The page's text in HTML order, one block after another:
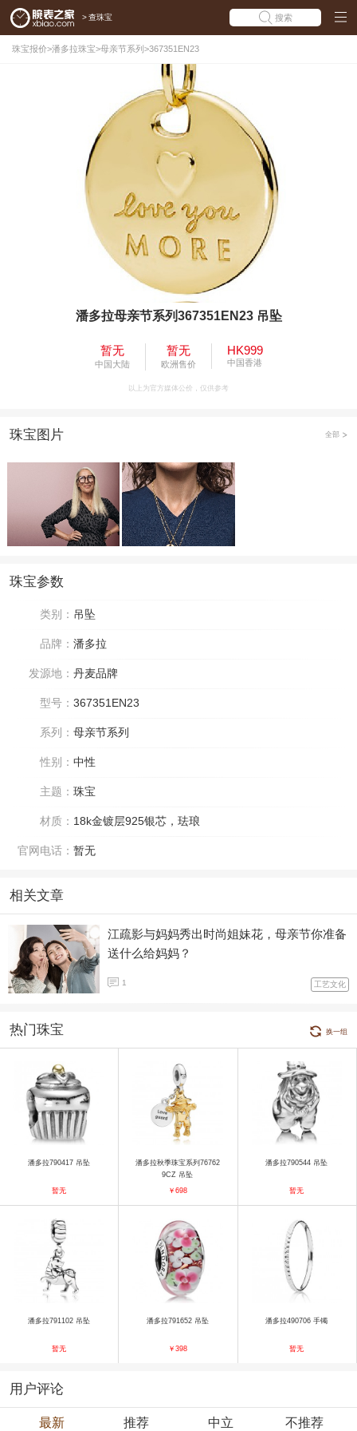
> 查珠宝 搜索
珠宝报价>潘多拉珠宝>母亲节系列 >367351EN23
潘多拉母亲节系列367351EN23 吊坠
暂无
中国大陆
暂无
欧洲售价
HK999
中国香港
以上为官方媒体公价，仅供参考
珠宝图片 全部
珠宝参数
类别： 吊坠
品牌： 潘多拉
发源地： 丹麦品牌
型号： 367351EN23
系列： 母亲节系列
性别： 中性
主题： 珠宝
材质： 18k金镀层925银芯，珐琅
官网电话： 暂无
相关文章
江疏影与妈妈秀出时尚姐妹花，母亲节你准备
送什么给妈妈？
1 工艺文化
热门珠宝 换一组
潘多拉790417 吊坠
暂无
潘多拉秋季珠宝系列76762
9CZ 吊坠
￥698
潘多拉790544 吊坠
暂无
潘多拉791102 吊坠
暂无
潘多拉791652 吊坠
￥398
潘多拉490706 手镯
暂无
用户评论
最新 推荐 中立 不推荐